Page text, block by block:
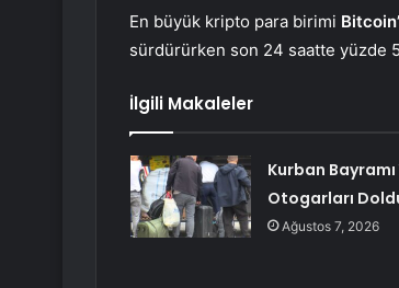
En büyük kripto para birimi
sürdürürken son 24 saatte yüzde
İlgili Makaleler
Kurban
Otogarları
Ağustos 7, 2026